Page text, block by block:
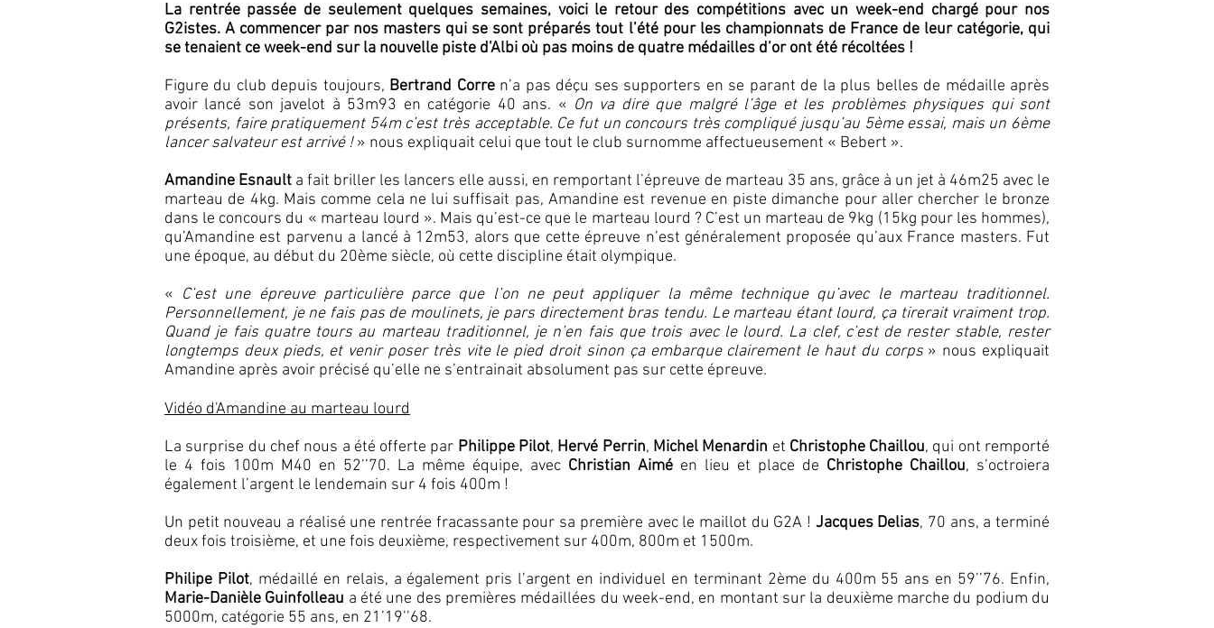
La rentrée passée de seulement quelques semaines, voici le retour des compétitions avec un week-end chargé pour nos
G2istes. A commencer par nos masters qui se sont préparés tout l’été pour les championnats de France de leur catégorie, qui
se tenaient ce week-end sur la nouvelle piste d’Albi où pas moins de quatre médailles d’or ont été récoltées !
Figure du club depuis toujours, Bertrand Corre n’a pas déçu ses supporters en se parant de la plus belles de médaille après
avoir lancé son javelot à 53m93 en catégorie 40 ans. « On va dire que malgré l’âge et les problèmes physiques qui sont
présents, faire pratiquement 54m c’est très acceptable. Ce fut un concours très compliqué jusqu’au 5ème essai, mais un 6ème
lancer salvateur est arrivé !» nous expliquait celui que tout le club surnomme affectueusement « Bebert ».
Amandine Esnault a fait briller les lancers elle aussi, en remportant l’épreuve de marteau 35 ans, grâce à un jet à 46m25 avec le
marteau de 4kg. Mais comme cela ne lui suffisait pas, Amandine est revenue en piste dimanche pour aller chercher le bronze
dans le concours du « marteau lourd ». Mais qu’est-ce que le marteau lourd ? C’est un marteau de 9kg (15kg pour les hommes),
qu’Amandine est parvenu a lancé à 12m53, alors que cette épreuve n’est généralement proposée qu’aux France masters. Fut
une époque, au début du 20ème siècle, où cette discipline était olympique.
« C’est une épreuve particulière parce que l’on ne peut appliquer la même technique qu’avec le marteau traditionnel.
Personnellement, je ne fais pas de moulinets, je pars directement bras tendu. Le marteau étant lourd, ça tirerait vraiment trop.
Quand je fais quatre tours au marteau traditionnel, je n’en fais que trois avec le lourd. La clef, c’est de rester stable, rester
longtemps deux pieds, et venir poser très vite le pied droit sinon ça embarque clairement le haut du corps» nous expliquait
Amandine après avoir précisé qu’elle ne s’entrainait absolument pas sur cette épreuve.
Vidéo d'Amandine au marteau lourd
La surprise du chef nous a été offerte par Philippe Pilot, Hervé Perrin, Michel Menardin et Christophe Chaillou, qui ont remporté
le 4 fois 100m M40 en 52’’70. La même équipe, avec Christian Aimé en lieu et place de Christophe Chaillou, s’octroiera
également l’argent le lendemain sur 4 fois 400m !
Un petit nouveau a réalisé une rentrée fracassante pour sa première avec le maillot du G2A ! Jacques Delias, 70 ans, a terminé
deux fois troisième, et une fois deuxième, respectivement sur 400m, 800m et 1500m.
Philipe Pilot, médaillé en relais, a également pris l’argent en individuel en terminant 2ème du 400m 55 ans en 59’’76. Enfin,
Marie-Danièle Guinfolleau a été une des premières médaillées du week-end, en montant sur la deuxième marche du podium du
5000m, catégorie 55 ans, en 21’19’’68.